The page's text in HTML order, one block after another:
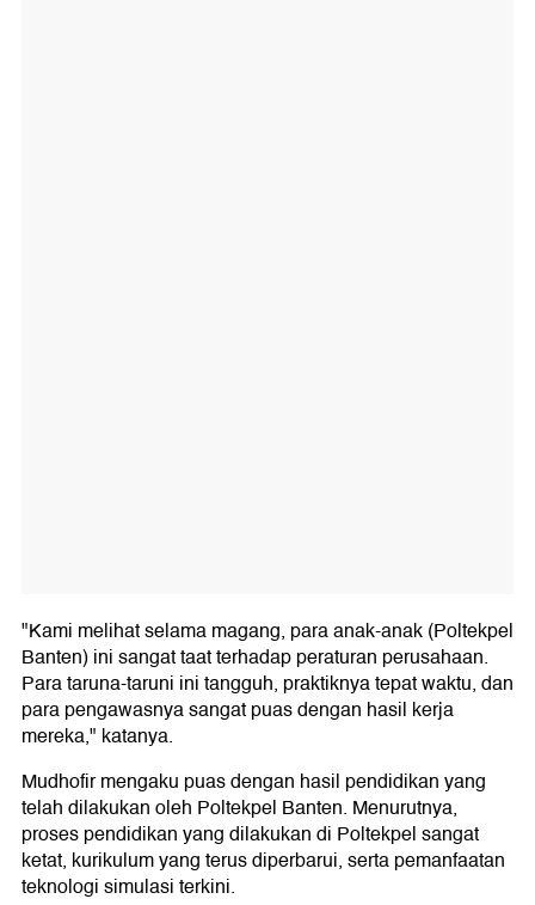
"Kami melihat selama magang, para anak-anak (Poltekpel
Banten) ini sangat taat terhadap peraturan perusahaan.
Para taruna-taruni ini tangguh, praktiknya tepat waktu, dan
para pengawasnya sangat puas dengan hasil kerja
mereka," katanya.
Mudhofir mengaku puas dengan hasil pendidikan yang
telah dilakukan oleh Poltekpel Banten. Menurutnya,
proses pendidikan yang dilakukan di Poltekpel sangat
ketat, kurikulum yang terus diperbarui, serta pemanfaatan
teknologi simulasi terkini.